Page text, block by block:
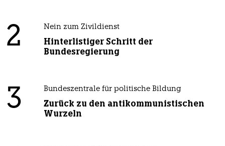
2 Nein zum Zivildienst
Hinterlistiger Schritt der
Bundesregierung
3 Bundeszentrale für politische Bildung
Zurück zu den antikommunistischen
Wurzeln